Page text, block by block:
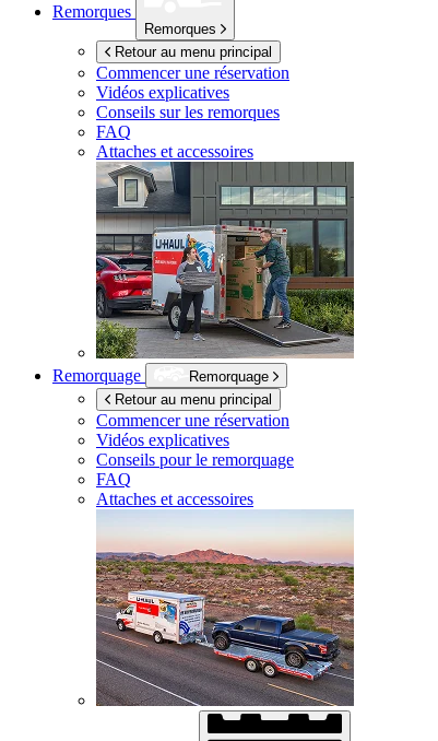
Remorques
Remorques
Retour au menu principal
Commencer une réservation
Vidéos explicatives
Conseils sur les remorques
FAQ
Attaches et accessoires
Remorquage
Remorquage
Retour au menu principal
Commencer une réservation
Vidéos explicatives
Conseils pour le remorquage
FAQ
Attaches et accessoires